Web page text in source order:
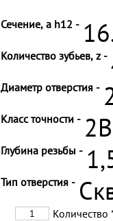
Сечение, a h12 -
Количество зубьев, z -
Диаметр отверстия -
Класс точности - 2B
Глубина резьбы -
Тип отверстия -
Количество